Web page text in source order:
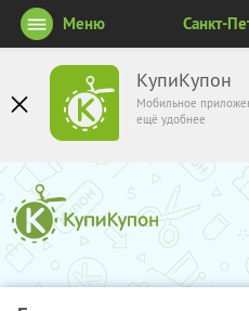
КупиКупон
Мобильное
ещё удобнее
Меню Санкт-